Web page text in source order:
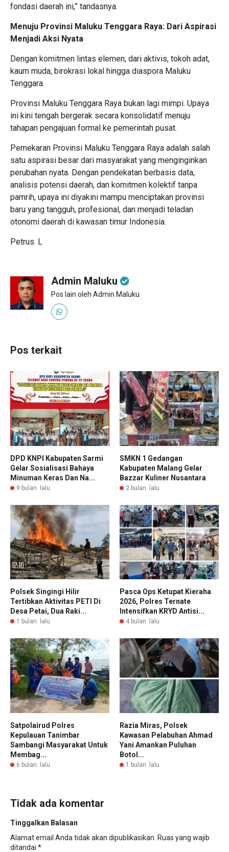
fondasi daerah ini,” tandasnya.
Menuju Provinsi Maluku Tenggara Raya: Dari Aspirasi
Menjadi Aksi Nyata
Dengan komitmen lintas elemen, dari aktivis, tokoh adat,
kaum muda, birokrasi lokal hingga diaspora Maluku
Tenggara.
Provinsi Maluku Tenggara Raya bukan lagi mimpi. Upaya
ini kini tengah bergerak secara konsolidatif menuju
tahapan pengajuan formal ke pemerintah pusat.
Pemekaran Provinsi Maluku Tenggara Raya adalah salah
satu aspirasi besar dari masyarakat yang menginginkan
perubahan nyata. Dengan pendekatan berbasis data,
analisis potensi daerah, dan komitmen kolektif tanpa
pamrih, upaya ini diyakini mampu menciptakan provinsi
baru yang tangguh, profesional, dan menjadi teladan
otonomi daerah di kawasan timur Indonesia.
Petrus. L
Admin Maluku
Pos lain oleh Admin Maluku
Pos terkait
DPD KNPI Kabupaten Sarmi
Gelar Sosialisasi Bahaya
Minuman Keras Dan Na...
9 bulan lalu
SMKN 1 Gedangan
Kabupaten Malang Gelar
Bazzar Kuliner Nusantara
2 bulan lalu
Polsek Singingi Hilir
Tertibkan Aktivitas PETI Di
Desa Petai, Dua Raki...
1 bulan lalu
Pasca Ops Ketupat Kieraha
2026, Polres Ternate
Intensifkan KRYD Antisi...
4 bulan lalu
Satpolairud Polres
Kepulauan Tanimbar
Sambangi Masyarakat Untuk
Membag...
6 bulan lalu
Razia Miras, Polsek
Kawasan Pelabuhan Ahmad
Yani Amankan Puluhan
Botol...
1 bulan lalu
Tidak ada komentar
Tinggalkan Balasan
Alamat email Anda tidak akan dipublikasikan. Ruas yang wajib
ditandai *